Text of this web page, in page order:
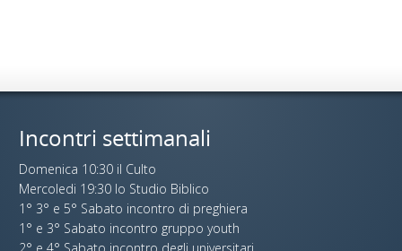
Incontri settimanali
Domenica 10:30 il Culto
Mercoledi 19:30 lo Studio Biblico
1° 3° e 5° Sabato incontro di preghiera
1° e 3° Sabato incontro gruppo youth
2° e 4° Sabato incontro degli universitari